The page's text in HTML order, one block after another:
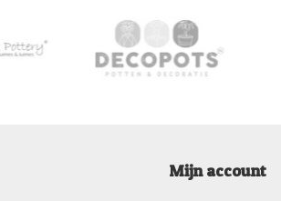
Mijn account